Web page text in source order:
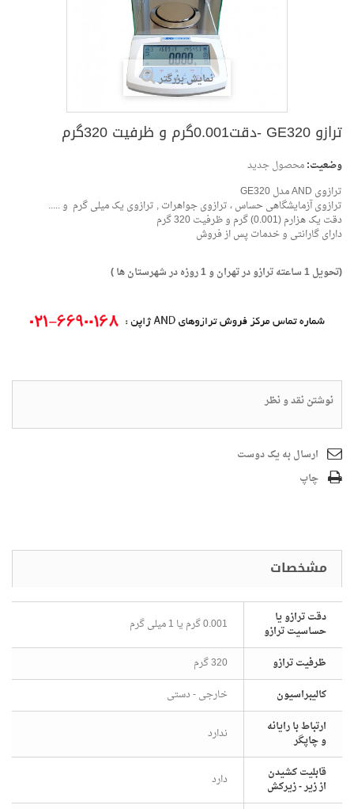
نمایش بزرگتر
وضعیت:محصول جدید
ترازوی AND مدل GE320
ترازوی آزمایشگاهی حساس ، ترازوی جواهرات , ترازوی یک میلی گرم و .....
دقت یک هزارم (0.001) گرم و ظرفیت 320 گرم
دارای گارانتی و خدمات پس از فروش
(تحویل 1 ساعته ترازو در تهران و 1 روزه در شهرستان ها )
نوشتن نقد و نظر
ارسال به یک دوست
چاپ
دقت ترازو یا
حساسیت ترازو
0.001 گرم یا 1 میلی گرم
ظرفیت ترازو
320 گرم
کالیبراسیون
خارجی - دستی
ارتباط با رایانه
و چاپگر
ندارد
قابلیت کشیدن
از زیر - زیرکش
دارد